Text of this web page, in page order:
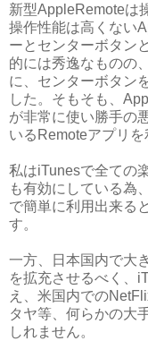
新型AppleRemoteは
操作性能は高くない
ーとセンターボタン
的には秀逸なものの
に、センターボタン
した。そもそも、
が非常に使い勝手の
いるRemoteアプリを
私はiTunesで全ての
も有効にしている為
で簡単に利用出来る
す。
一方、日本国内で大
を拡充させるべく、
え、米国内での
タヤ等、何らかの大
しれません。